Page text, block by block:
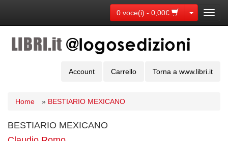
0 voce(i) - 0,00€ Toggle
Account Carrello Torna a www.libri.it
Home » BESTIARIO MEXICANO
BESTIARIO MEXICANO